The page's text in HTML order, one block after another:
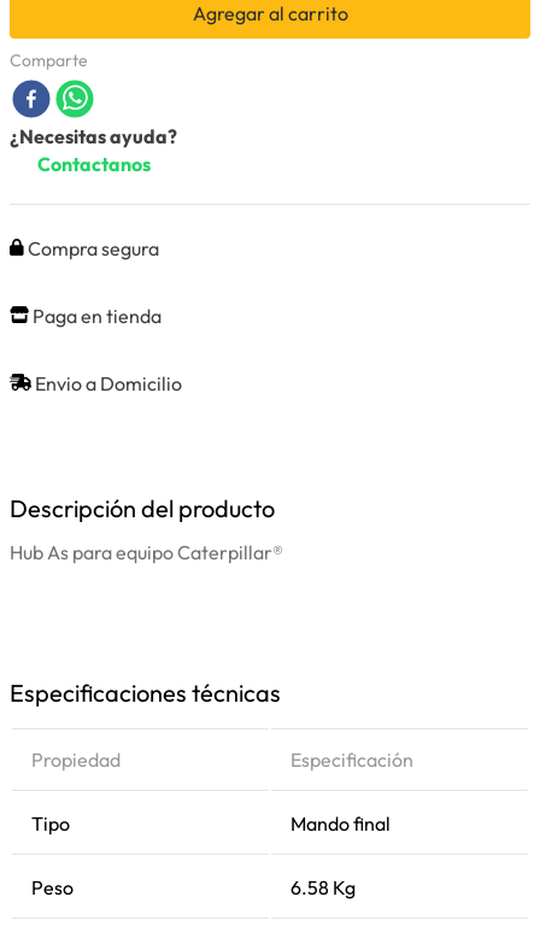
Agregar al carrito
Comparte
¿Necesitas ayuda?
Contactanos
Compra segura
Paga en tienda
Envio a Domicilio
Descripción del producto
Hub As para equipo Caterpillar®
Especificaciones técnicas
Propiedad Especificación
Tipo Mando final
Peso 6.58 Kg